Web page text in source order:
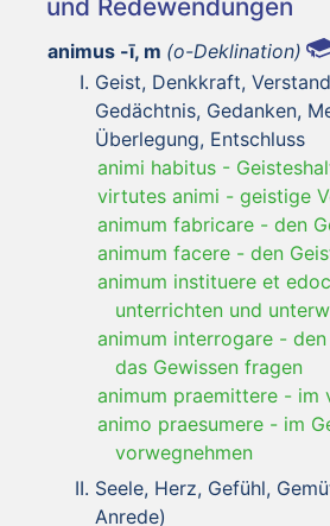
und Redewendungen
animus -ī, m (o-Deklination)
Geist, Denkkraft,
Gedächtnis, Gedanken,
Überlegung, Entschluss
animi habitus -
virtutes animi - geistige
animum fabricare - den
animum facere - den
animum instituere et
unterrichten und
animum interrogare -
das Gewissen fragen
animum praemittere - im
animo praesumere - im
vorwegnehmen
Seele, Herz, Gefühl,
Anrede)